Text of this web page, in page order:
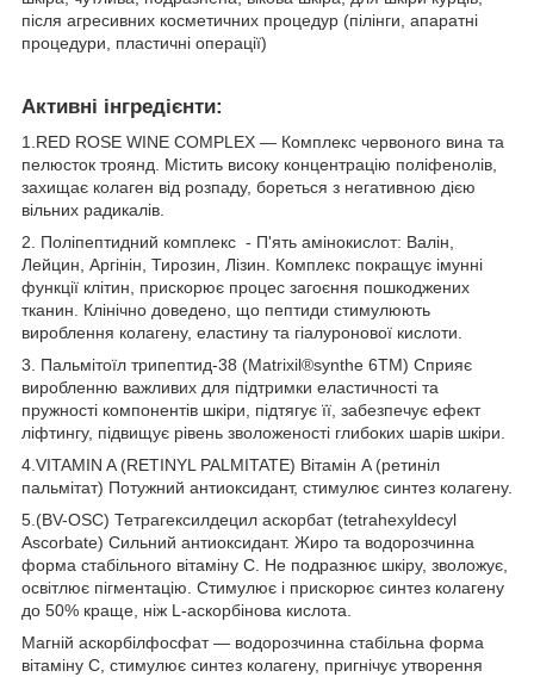
після агресивних косметичних процедур (пілінги, апаратні
процедури, пластичні операції)
Активні інгредієнти:
1.RED ROSE WINE COMPLEX — Комплекс червоного вина та
пелюсток троянд. Містить високу концентрацію поліфенолів,
захищає колаген від розпаду, бореться з негативною дією
вільних радикалів.
2. Поліпептидний комплекс - П'ять амінокислот: Валін,
Лейцин, Аргінін, Тирозин, Лізин. Комплекс покращує імунні
функції клітин, прискорює процес загоєння пошкоджених
тканин. Клінічно доведено, що пептиди стимулюють
вироблення колагену, еластину та гіалуронової кислоти.
3. Пальмітоїл трипептид-38 (Matrixil®synthe 6TM) Сприяє
виробленню важливих для підтримки еластичності та
пружності компонентів шкіри, підтягує її, забезпечує ефект
ліфтингу, підвищує рівень зволоженості глибоких шарів шкіри.
4.VITAMIN A (RETINYL PALMITATE) Вітамін A (ретиніл
пальмітат) Потужний антиоксидант, стимулює синтез колагену.
5.(BV-OSC) Тетрагексилдецил аскорбат (tetrahexyldecyl
Ascorbate) Сильний антиоксидант. Жиро та водорозчинна
форма стабільного вітаміну C. Не подразнює шкіру, зволожує,
освітлює пігментацію. Стимулює і прискорює синтез колагену
до 50% краще, ніж L-аскорбінова кислота.
Магній аскорбілфосфат — водорозчинна стабільна форма
вітаміну C, стимулює синтез колагену, пригнічує утворення